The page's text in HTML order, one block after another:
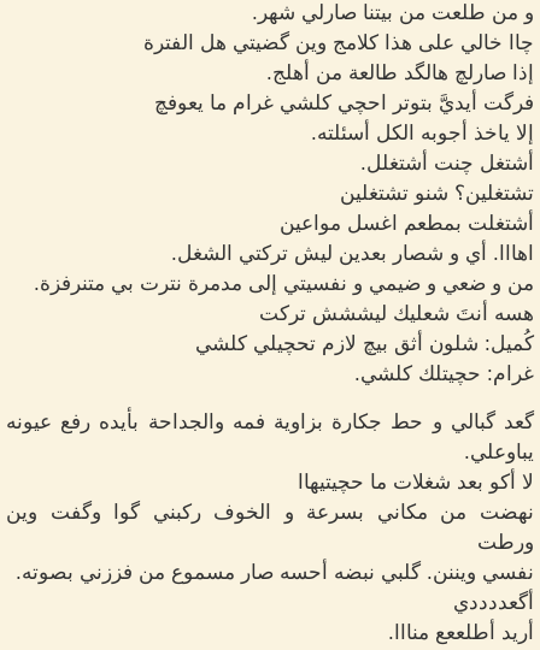
و من طلعت من بيتنا صارلي شهر.
چاا خالي على هذا كلامج وين گضيتي هل الفترة
إذا صارلچ هالگد طالعة من أهلج.
فرگت أيديَّ بتوتر احچي كلشي غرام ما يعوفچ
إلا ياخذ أجوبه الكل أسئلته.
أشتغل چنت أشتغلل.
تشتغلين؟ شنو تشتغلين
أشتغلت بمطعم اغسل مواعين
اهااا. أي و شصار بعدين ليش تركتي الشغل.
من و ضعي و ضيمي و نفسيتي إلى مدمرة نترت بي متنرفزة.
هسه أنتَ شعليك ليششش تركت
كُميل: شلون أثق بيچ لازم تحچيلي كلشي
غرام: حچيتلك كلشي.
گعد گبالي و حط جكارة بزاوية فمه والجداحة بأيده رفع عيونه
يباوعلي.
لا أكو بعد شغلات ما حچيتيهاا
نهضت من مكاني بسرعة و الخوف ركبني گوا وگفت وين
ورطت
نفسي ويننن. گلبي نبضه أحسه صار مسموع من فززني بصوته.
أگعددددي
أريد أطلععع منااا.